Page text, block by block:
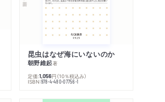
昆虫はなぜ海にいないのか
朝野維起著
定価:1,056円 （10％税込み）
ISBN:978-4-480-07756-1